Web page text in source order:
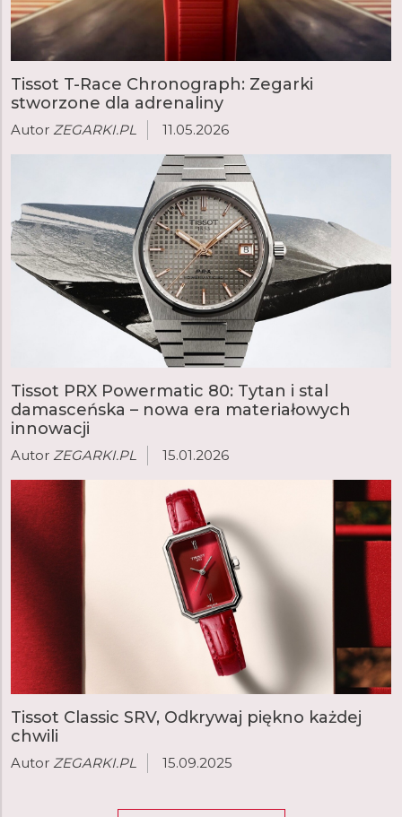
CZAS/DATA
SYNCHRONIZACJA CZASU PRZEZ GPS
AUTOMATYCZNY CZAS LETNI
INTELIGENTNYBUDZIK
MINUTNIK
GODZINA WSCHODU/ZACHODU SŁOŃCA
MONITOROWANIE ZDROWIA I SAMOPOCZUCIA
POMIAR TĘTNA (STAŁY, CO SEKUNDĘ)
ALERTY NIETYPOWO WYSOKIEGO TĘTNA
RYTM ODDYCHANIA
WIEK SPRAWNOŚCIOWY
Tissot T-Race Chronograph: Zegarki
stworzone dla adrenaliny
Autor ZEGARKI.PL 11.05.2026
Tissot PRX Powermatic 80: Tytan i stal
damasceńska – nowa era materiałowych
innowacji
Autor ZEGARKI.PL 15.01.2026
Tissot Classic SRV, Odkrywaj piękno każdej
chwili
Autor ZEGARKI.PL 15.09.2025